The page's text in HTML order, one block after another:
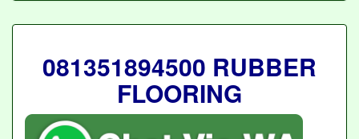
081351894500 RUBBER
FLOORING